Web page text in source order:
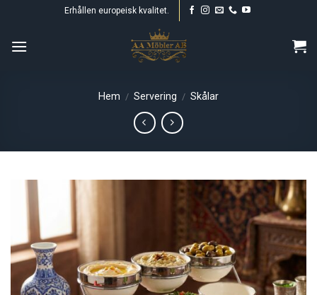
content
Erhållen europeisk kvalitet.
Hem / Servering / Skålar